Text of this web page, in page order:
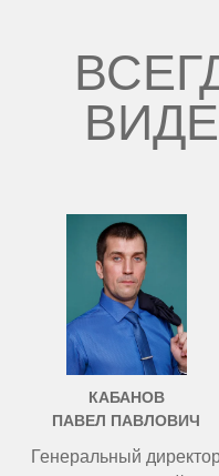
КАБАНОВ
ПАВЕЛ ПАВЛОВИЧ
Генеральный